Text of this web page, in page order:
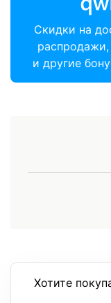
Скидки на
и другие
Хотите